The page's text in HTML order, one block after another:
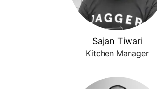
Sajan Tiwari
Kitchen Manager